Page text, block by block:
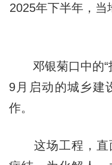
2025年下半年，
邓银菊口中的“
9月启动的城乡建
作。
这场工程，直